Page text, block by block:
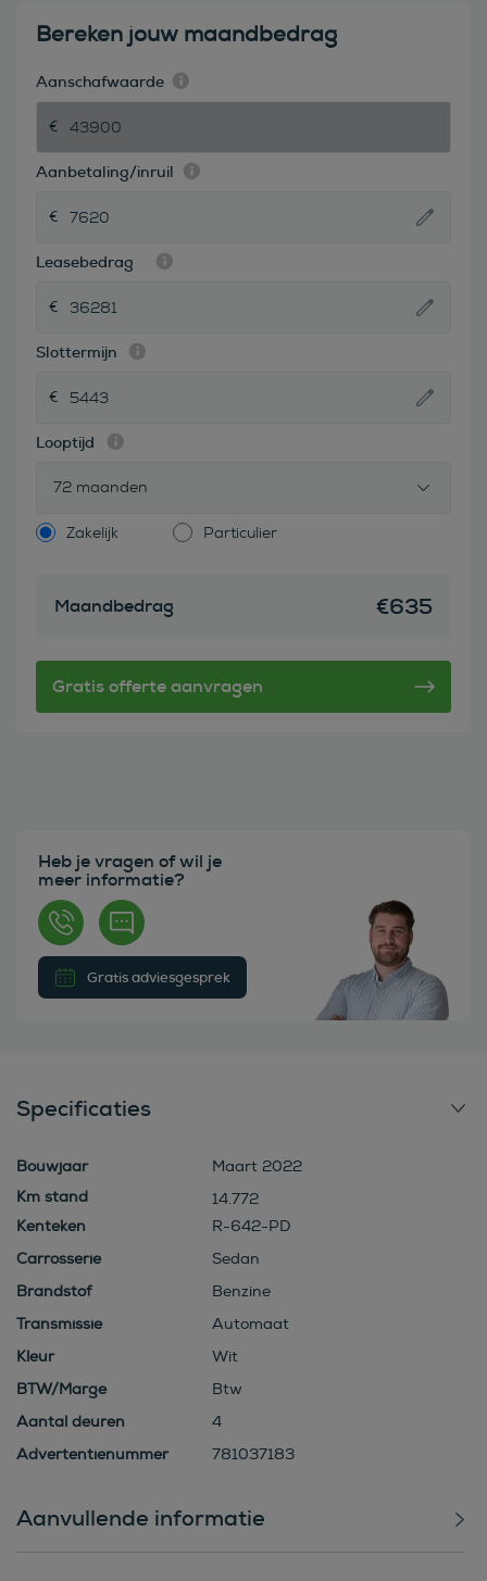
Bereken jouw maandbedrag
Aanschafwaarde
Aanbetaling/inruil
Leasebedrag
Slottermijn
Looptijd
72 maanden
Zakelijk Particulier
Maandbedrag €635
Heb je vragen of wil je
meer informatie?
Gratis adviesgesprek
Specificaties
Bouwjaar
Maart 2022
14.772
Kenteken
R-642-PD
Carrosserie
Sedan
Brandstof
Benzine
Transmissie
Automaat
Kleur
Wit
BTW/Marge
Btw
Aantal deuren
4
Advertentienummer
781037183
Aanvullende informatie